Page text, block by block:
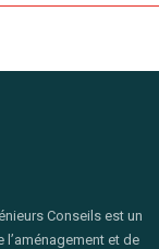
Conseils est un
et de